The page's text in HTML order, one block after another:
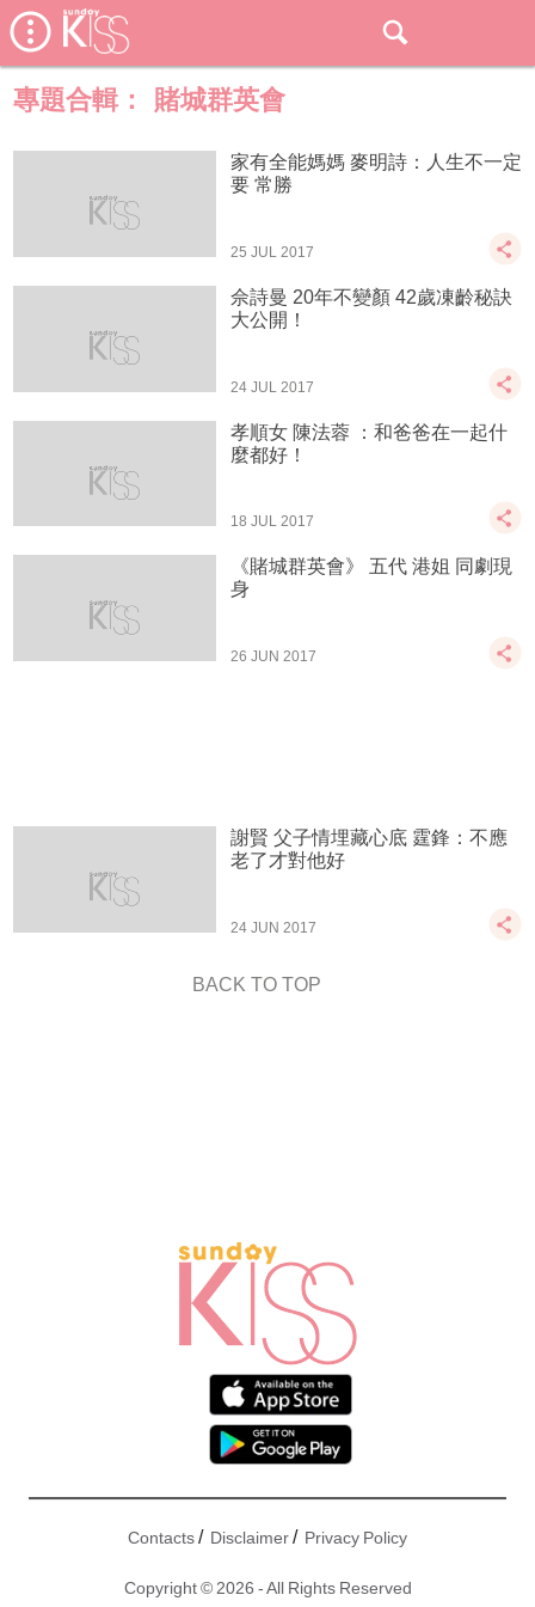
專題合輯： 賭城群英會
家有全能媽媽 麥明詩：人生不一定
要 常勝
25 JUL 2017
佘詩曼 20年不變顏 42歲凍齡秘訣
大公開！
24 JUL 2017
孝順女 陳法蓉 ：和爸爸在一起什
麼都好！
18 JUL 2017
《賭城群英會》 五代 港姐 同劇現
身
26 JUN 2017
謝賢 父子情埋藏心底 霆鋒：不應
老了才對他好
24 JUN 2017
BACK TO TOP
Contacts/ Disclaimer/ Privacy Policy
Copyright © 2026 - All Rights Reserved